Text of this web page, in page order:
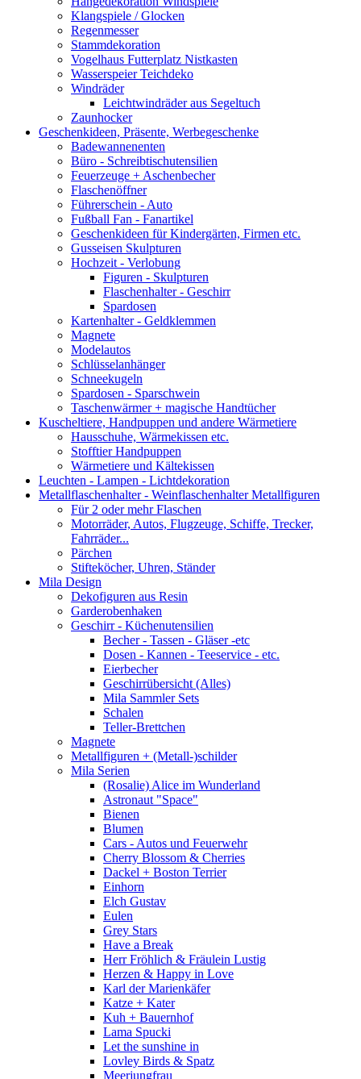
Klangspiele / Glocken
Regenmesser
Stammdekoration
Vogelhaus Futterplatz Nistkasten
Wasserspeier Teichdeko
Windräder
Leichtwindräder aus Segeltuch
Zaunhocker
Geschenkideen, Präsente, Werbegeschenke
Badewannenenten
Büro - Schreibtischutensilien
Feuerzeuge + Aschenbecher
Flaschenöffner
Führerschein - Auto
Fußball Fan - Fanartikel
Geschenkideen für Kindergärten, Firmen etc.
Gusseisen Skulpturen
Hochzeit - Verlobung
Figuren - Skulpturen
Flaschenhalter - Geschirr
Spardosen
Kartenhalter - Geldklemmen
Magnete
Modelautos
Schlüsselanhänger
Schneekugeln
Spardosen - Sparschwein
Taschenwärmer + magische Handtücher
Kuscheltiere, Handpuppen und andere Wärmetiere
Hausschuhe, Wärmekissen etc.
Stofftier Handpuppen
Wärmetiere und Kältekissen
Leuchten - Lampen - Lichtdekoration
Metallflaschenhalter - Weinflaschenhalter Metallfiguren
Für 2 oder mehr Flaschen
Motorräder, Autos, Flugzeuge, Schiffe, Trecker,
Fahrräder...
Pärchen
Stifteköcher, Uhren, Ständer
Mila Design
Dekofiguren aus Resin
Garderobenhaken
Geschirr - Küchenutensilien
Becher - Tassen - Gläser -etc
Dosen - Kannen - Teeservice - etc.
Eierbecher
Geschirrübersicht (Alles)
Mila Sammler Sets
Schalen
Teller-Brettchen
Magnete
Metallfiguren + (Metall-)schilder
Mila Serien
(Rosalie) Alice im Wunderland
Astronaut "Space"
Bienen
Blumen
Cars - Autos und Feuerwehr
Cherry Blossom & Cherries
Dackel + Boston Terrier
Einhorn
Elch Gustav
Eulen
Grey Stars
Have a Break
Herr Fröhlich & Fräulein Lustig
Herzen & Happy in Love
Karl der Marienkäfer
Katze + Kater
Kuh + Bauernhof
Lama Spucki
Let the sunshine in
Lovley Birds & Spatz
Meerjungfrau